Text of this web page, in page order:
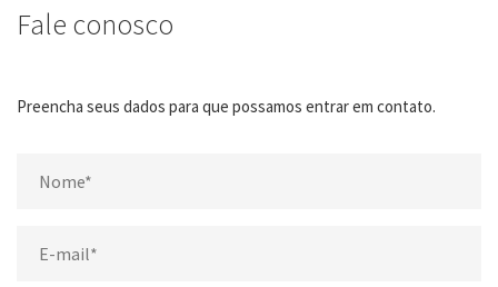
Fale conosco
Preencha seus dados para que possamos entrar em contato.